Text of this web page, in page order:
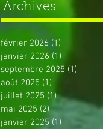
Archives
février 2026 (1)
janvier 2026 (1)
septembre 2025 (1)
août 2025 (1)
juillet 2025 (1)1 post
mai 2025 (2)2 posts
janvier 2025 (1)